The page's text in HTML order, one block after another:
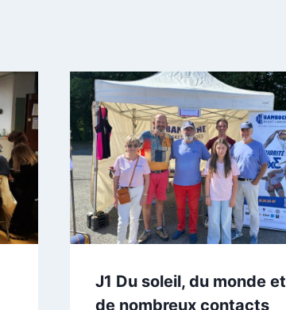
J1 Du soleil, du monde et
de nombreux contacts